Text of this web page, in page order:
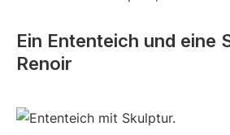
Ein Ententeich und eine
Renoir